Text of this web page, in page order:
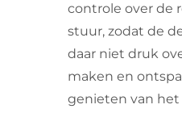
controle over de
stuur, zodat de
daar niet druk
maken en
genieten van